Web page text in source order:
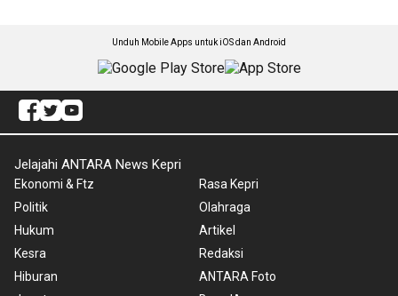
Unduh Mobile Apps untuk iOS dan Android
Jelajahi ANTARA News Kepri
Ekonomi & Ftz
Politik
Hukum
Kesra
Hiburan
Rasa Kepri
Olahraga
Artikel
Redaksi
ANTARA Foto